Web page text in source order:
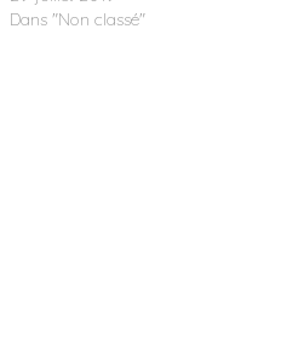
Dans "Non classé"